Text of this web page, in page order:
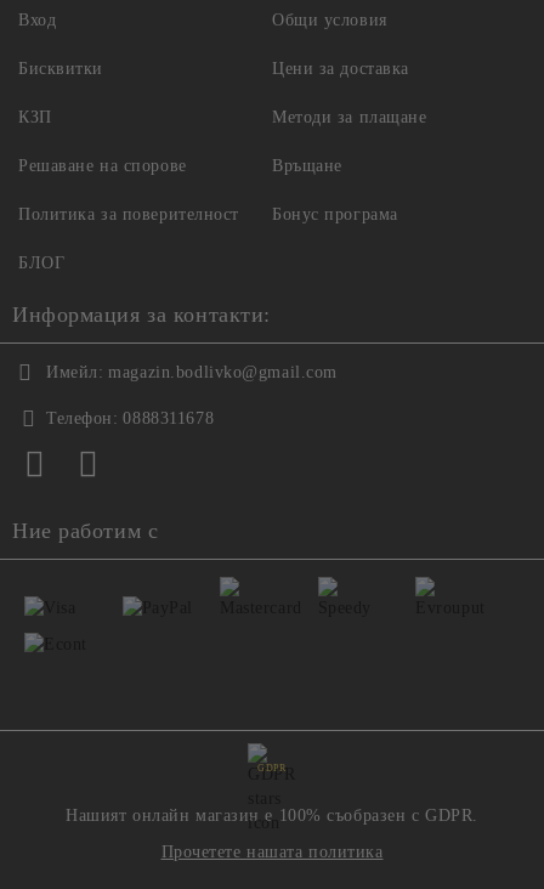
Вход Общи условия
Бисквитки
КЗП
Решаване на спорове
Политика за поверителност
Цени за доставка
Методи за плащане
Връщане
Бонус програма
БЛОГ
Информация за контакти:
Имейл: magazin.bodlivko@gmail.com
Телефон: 0888311678
Ние работим с
GDPR
Нашият онлайн магазин е 100% съобразен с GDPR.
Прочетете нашата политика